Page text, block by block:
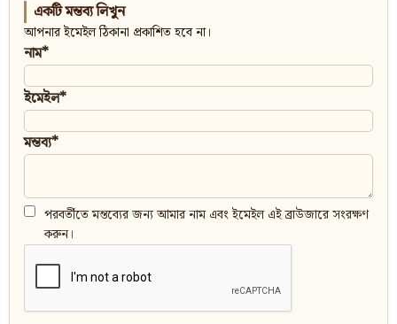
একটি মন্তব্য লিখুন
আপনার ইমেইল ঠিকানা প্রকাশিত হবে না।
নাম*
ইমেইল*
মন্তব্য*
পরবর্তীতে মন্তব্যের জন্য আমার নাম এবং ইমেইল এই ব্রাউজারে সংরক্ষণ
করুন।